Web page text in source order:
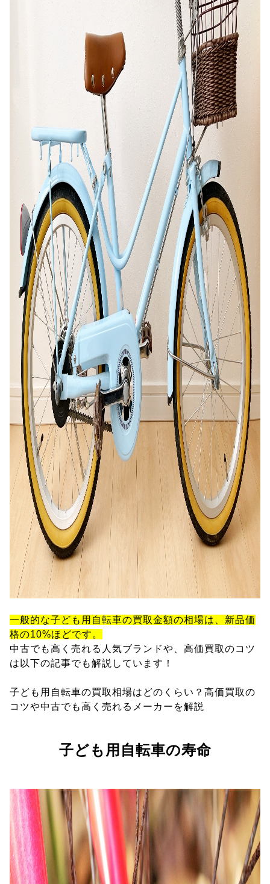
一般的な子ども用自転車の買取金額の相場は、新品価
格の10%ほどです。
中古でも高く売れる人気ブランドや、高価買取のコツ
は以下の記事でも解説しています！
子ども用自転車の買取相場はどのくらい？高価買取の
コツや中古でも高く売れるメーカーを解説
子ども用自転車の寿命